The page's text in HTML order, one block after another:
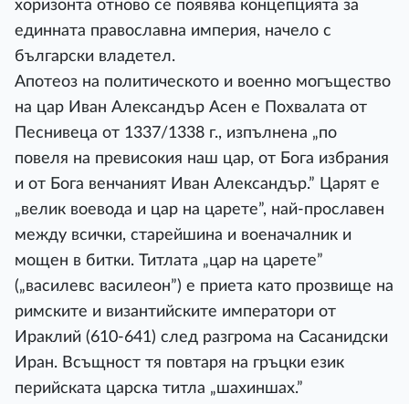
хоризонта отново се появява концепцията за
единната православна империя, начело с
български владетел.
Апотеоз на политическото и военно могъщество
на цар Иван Александър Асен е Похвалата от
Песнивеца от 1337/1338 г., изпълнена „по
повеля на превисокия наш цар, от Бога избрания
и от Бога венчаният Иван Александър.” Царят е
„велик воевода и цар на царете”, най-прославен
между всички, старейшина и военачалник и
мощен в битки. Титлата „цар на царете”
(„василевс василеон”) е приета като прозвище на
римските и византийските императори от
Ираклий (610-641) след разгрома на Сасанидски
Иран. Всъщност тя повтаря на гръцки език
перийската царска титла „шахиншах.”